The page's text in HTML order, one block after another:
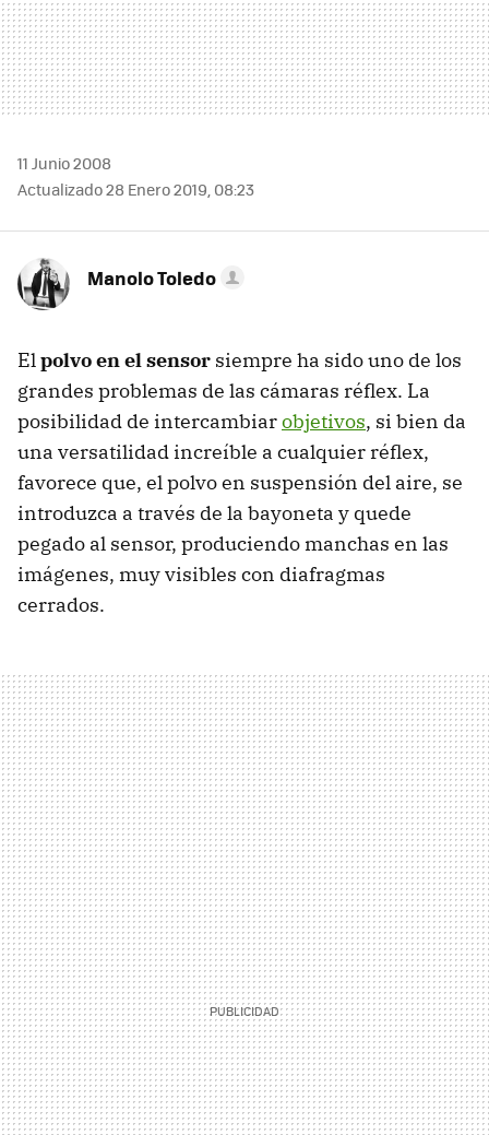
11 Junio 2008
Actualizado 28 Enero 2019, 08:23
Manolo Toledo
Elpolvo en el sensor siempre ha sido uno de los
grandes problemas de las cámaras réflex. La
posibilidad de intercambiarobjetivos, si bien da
una versatilidad increíble a cualquier réflex,
favorece que, el polvo en suspensión del aire, se
introduzca a través de la bayoneta y quede
pegado al sensor, produciendo manchas en las
imágenes, muy visibles con diafragmas
cerrados.